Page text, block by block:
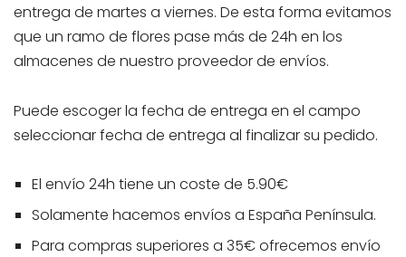
entrega de martes a viernes. De esta forma evitamos
que un ramo de flores pase más de 24h en los
almacenes de nuestro proveedor de envíos.
Puede escoger la fecha de entrega en el campo
seleccionar fecha de entrega al finalizar su pedido.
El envío 24h tiene un coste de 5.90€
Solamente hacemos envíos a España Península.
Para compras superiores a 35€ ofrecemos envío